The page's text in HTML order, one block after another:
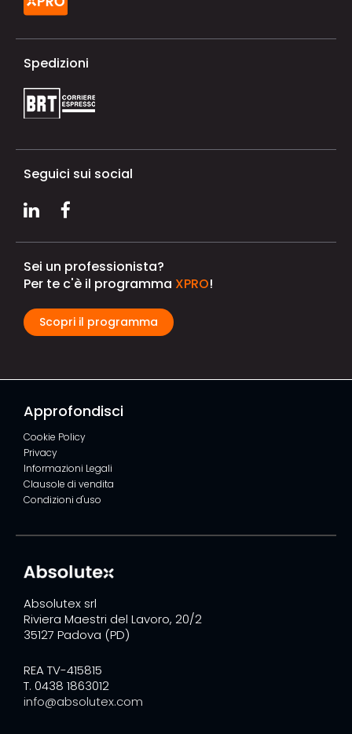
Spedizioni
Seguici sui social
Sei un professionista?
Per te c'è il programma XPRO!
Scopri il programma
Approfondisci
Cookie Policy
Privacy
Informazioni Legali
Clausole di vendita
Condizioni d'uso
Absolutex srl
Riviera Maestri del Lavoro, 20/2
35127 Padova (PD)
REA TV-415815
T. 0438 1863012
info@absolutex.com